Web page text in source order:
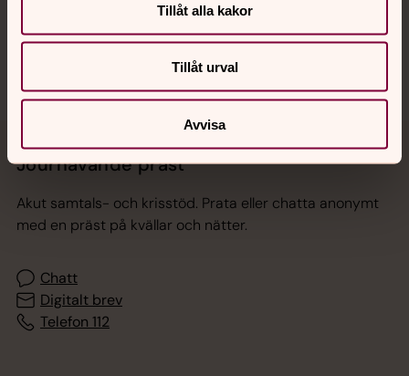
Tillåt alla kakor
Tillåt urval
Avvisa
Jourhavande präst
Akut samtals- och krisstöd. Prata eller chatta anonymt
med en präst på kvällar och nätter.
Chatt
Digitalt brev
Telefon 112